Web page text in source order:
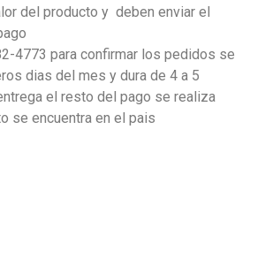
del producto y deben enviar el
4773 para confirmar los pedidos se
dias del mes y dura de 4 a 5
el resto del pago se realiza
se encuentra en el pais